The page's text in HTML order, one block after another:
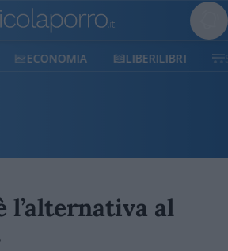
LIBERILIBRI SHOP SOSTIENICI
l’alternativa al